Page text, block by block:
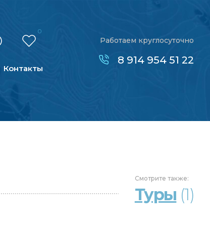
0
Контакты
Работаем круглосуточно
8 914 954 51 22
Смотрите также:
Туры (1)